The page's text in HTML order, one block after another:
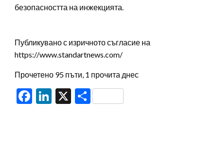
безопасността на инжекцията.
Публикувано с изричното съгласие на
https://www.standartnews.com/
Прочетено 95 пъти, 1 прочита днес
Facebook
LinkedIn
X Share